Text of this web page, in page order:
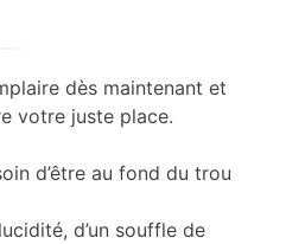
dès maintenant et
votre juste place.
d’être au fond du trou
d’un souffle de